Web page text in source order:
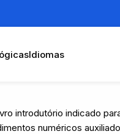
Idiomas
introdutório indicado
numéricos